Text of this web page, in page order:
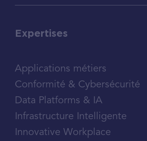
Expertises
Applications métiers
Conformité & Cybersécurité
Data Platforms & IA
Infrastructure Intelligente
Innovative Workplace